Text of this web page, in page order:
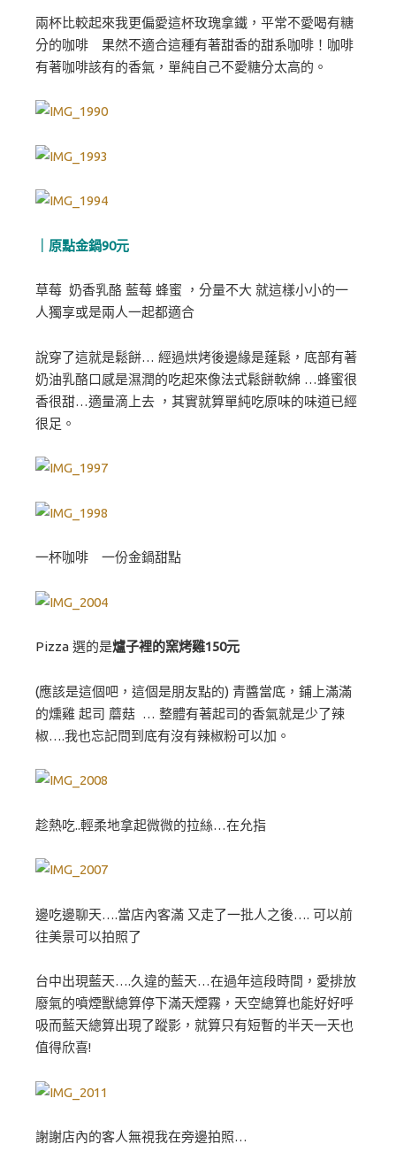
兩杯比較起來我更偏愛這杯玫瑰拿鐵，平常不愛喝有糖
分的咖啡 果然不適合這種有著甜香的甜系咖啡！咖啡
有著咖啡該有的香氣，單純自己不愛糖分太高的。
｜原點金鍋90元
草莓 奶香乳酪 藍莓 蜂蜜 ，分量不大 就這樣小小的一
人獨享或是兩人一起都適合
說穿了這就是鬆餅… 經過烘烤後邊緣是蓬鬆，底部有著
奶油乳酪口感是濕潤的吃起來像法式鬆餅軟綿 …蜂蜜很
香很甜…適量滴上去 ，其實就算單純吃原味的味道已經
很足。
一杯咖啡 一份金鍋甜點
Pizza 選的是爐子裡的窯烤雞150元
(應該是這個吧，這個是朋友點的) 青醬當底，鋪上滿滿
的燻雞 起司 蘑菇 … 整體有著起司的香氣就是少了辣
椒….我也忘記問到底有沒有辣椒粉可以加。
趁熱吃..輕柔地拿起微微的拉絲…在允指
邊吃邊聊天….當店內客滿 又走了一批人之後…. 可以前
往美景可以拍照了
台中出現藍天….久違的藍天…在過年這段時間，愛排放
廢氣的噴煙獸總算停下滿天煙霧，天空總算也能好好呼
吸而藍天總算出現了蹤影，就算只有短暫的半天一天也
值得欣喜!
謝謝店內的客人無視我在旁邊拍照…